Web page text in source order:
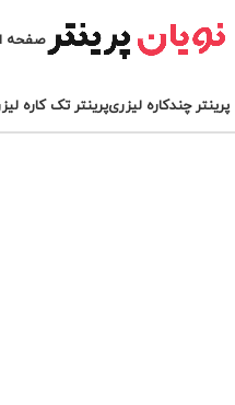
صفحه
پرینتر چندکاره لیزریپرینتر تک کاره